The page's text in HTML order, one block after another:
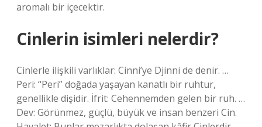
aromalı bir içecektir.
Cinlerin isimleri nelerdir?
Cinlerle ilişkili varlıklar: Cinni’ye Djinni de denir. …
Peri: “Peri” doğada yaşayan kanatlı bir ruhtur,
genellikle dişidir. İfrit: Cehennemden gelen bir ruh. …
Dev: Görünmez, güçlü, büyük ve insan benzeri Cin.